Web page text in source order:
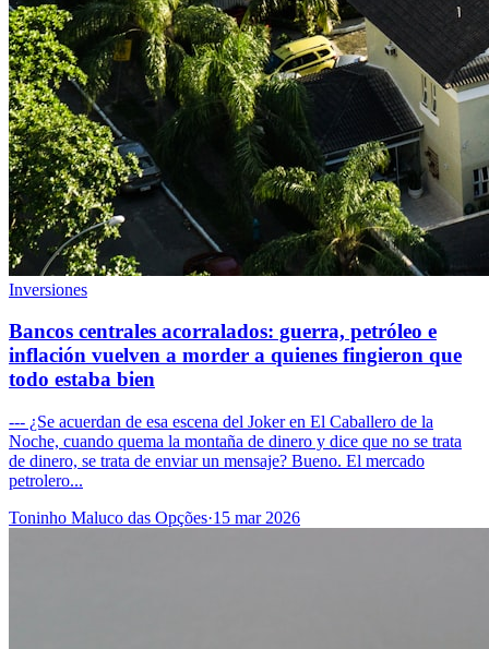
Inversiones
Bancos centrales acorralados: guerra, petróleo e
inflación vuelven a morder a quienes fingieron que
todo estaba bien
--- ¿Se acuerdan de esa escena del Joker en El Caballero de la
Noche, cuando quema la montaña de dinero y dice que no se trata
de dinero, se trata de enviar un mensaje? Bueno. El mercado
petrolero...
Toninho Maluco das Opções·15 mar 2026